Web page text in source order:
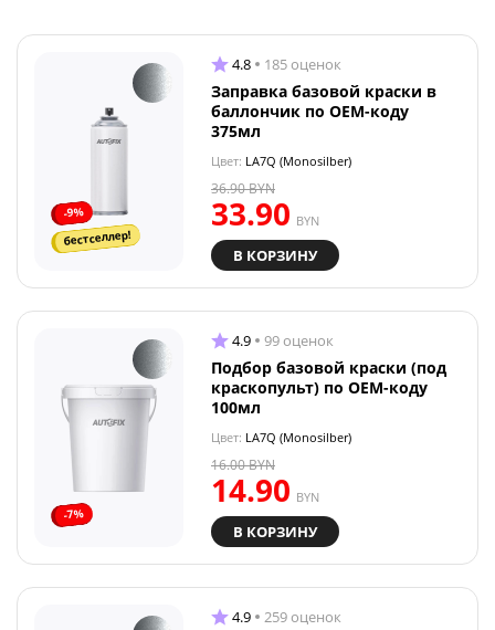
-9%
бестселлер!
4.8 185 оценок
Заправка базовой краски в
баллончик по OEM-коду
375мл
Цвет: LA7Q (Monosilber)
33.90 BYN
36.90BYN
В КОРЗИНУ
-7%
4.9 99 оценок
Подбор базовой краски (под
краскопульт) по OEM-коду
100мл
Цвет: LA7Q (Monosilber)
14.90 BYN
16.00BYN
В КОРЗИНУ
4.9 259 оценок